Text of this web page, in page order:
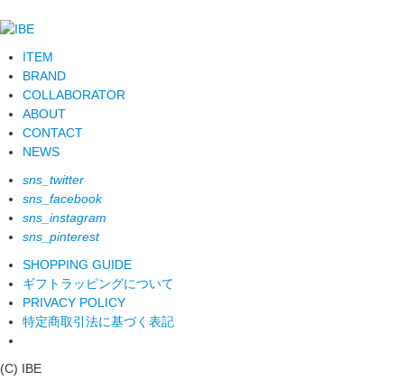
ITEM
BRAND
COLLABORATOR
ABOUT
CONTACT
NEWS
sns_twitter
sns_facebook
sns_instagram
sns_pinterest
SHOPPING GUIDE
ギフトラッピングについて
PRIVACY POLICY
特定商取引法に基づく表記
(C) IBE